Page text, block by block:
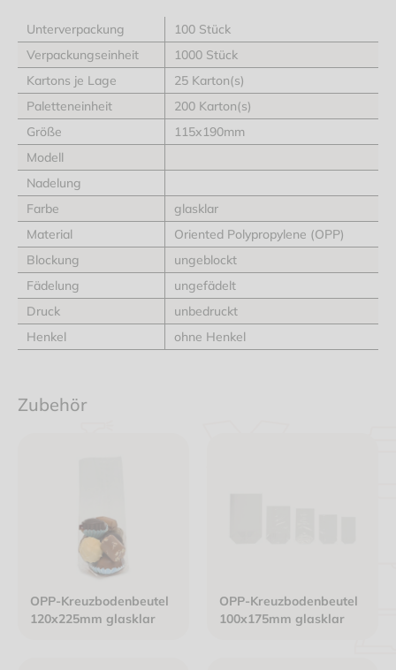
Unterverpackung
100 Stück
Verpackungseinheit
1000 Stück
Kartons je Lage
25 Karton(s)
Paletteneinheit
200 Karton(s)
Größe
115x190mm
Modell
Nadelung
Farbe
glasklar
Material
Oriented Polypropylene (OPP)
Blockung
ungeblockt
Fädelung
ungefädelt
Druck
unbedruckt
Henkel
ohne Henkel
Zubehör
OPP-Kreuzbodenbeutel
120x225mm glasklar
OPP-Kreuzbodenbeutel
100x175mm glasklar